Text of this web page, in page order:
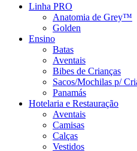
Linha PRO
Anatomia de Grey™
Golden
Ensino
Batas
Aventais
Bibes de Crianças
Sacos/Mochilas p/
Panamás
Hotelaria e Restauração
Aventais
Camisas
Calças
Vestidos